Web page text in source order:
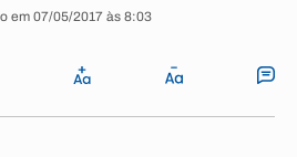
em 07/05/2017 às 8:03